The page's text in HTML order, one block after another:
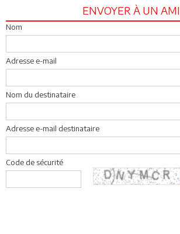
ENVOYER À UN AMI
Nom
Adresse e-mail
Nom du destinataire
Adresse e-mail destinataire
Code de sécurité